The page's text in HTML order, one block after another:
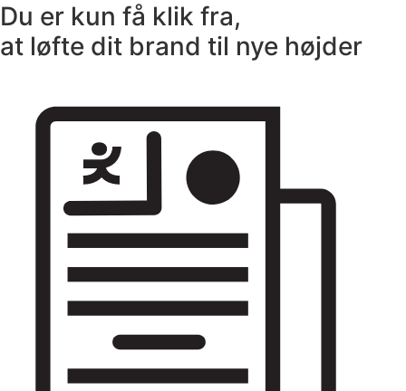
Du er kun få klik fra,
at løfte dit brand til nye højder